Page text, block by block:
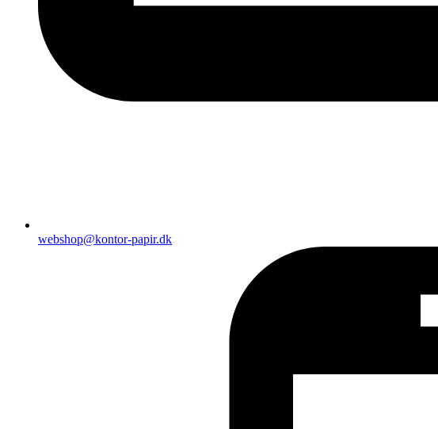
webshop@kontor-papir.dk